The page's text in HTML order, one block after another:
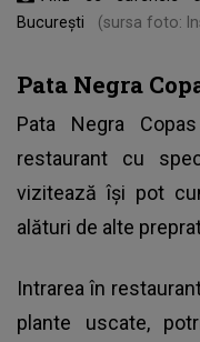
București
(sursa foto:
Pata Negra
Pata Negra
restaurant cu
vizitează își pot
alături de alte
Intrarea în
plante uscate,